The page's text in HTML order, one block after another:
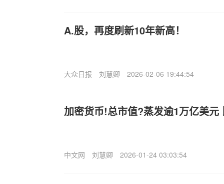
A.股，再度刷新10年新高！
大众日报 刘慧卿 2026-02-06 19:44:54
加密货币!总市值?蒸发逾1万亿美元
中文网 刘慧卿 2026-01-24 03:03:54